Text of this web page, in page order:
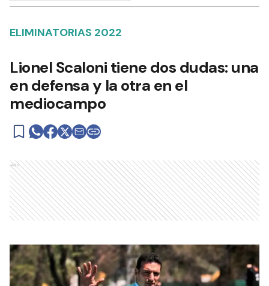
ELIMINATORIAS 2022
Lionel Scaloni tiene dos dudas: una
en defensa y la otra en el
mediocampo
Ads